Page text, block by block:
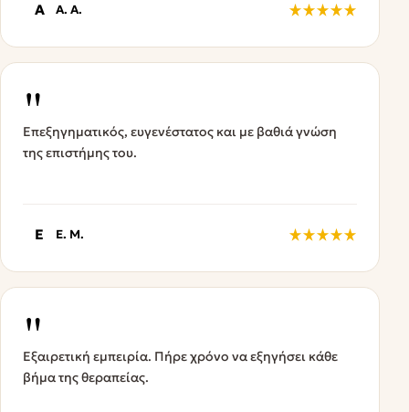
A A. A.
"
Επεξηγηματικός, ευγενέστατος και με βαθιά γνώση
της επιστήμης του.
E E. M.
"
Εξαιρετική εμπειρία. Πήρε χρόνο να εξηγήσει κάθε
βήμα της θεραπείας.